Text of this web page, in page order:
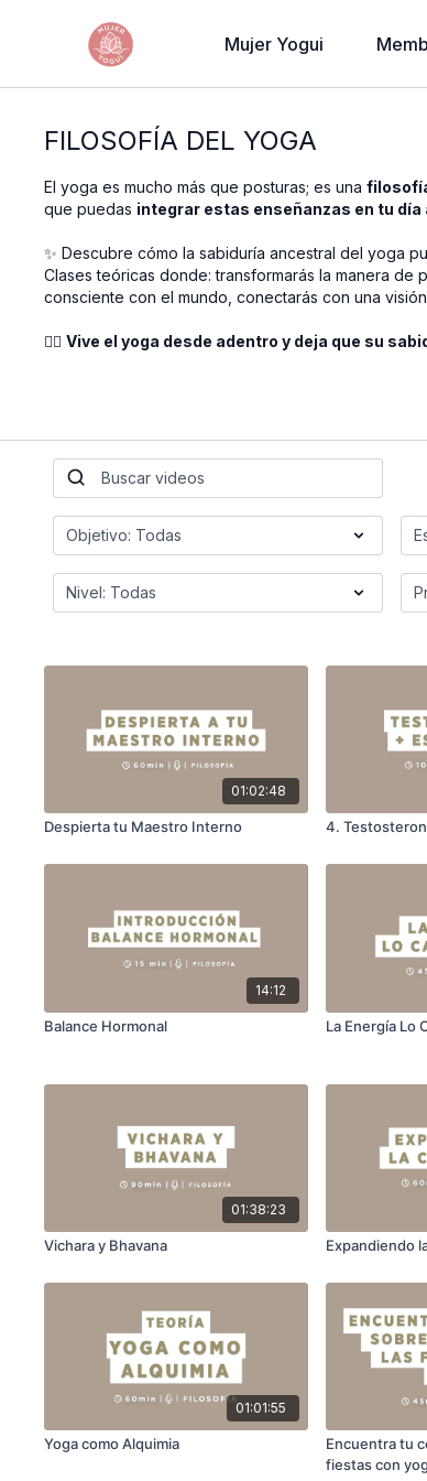
Mujer Yogui
FILOSOFÍA DEL YOGA
El yoga es mucho más que posturas; es una
que puedas integrar estas enseñanzas en tu día
✨ Descubre cómo la sabiduría ancestral del yoga
Clases teóricas donde: transformarás la manera de
consciente con el mundo, conectarás con una
🧘‍♀️Vive el yoga desde adentro y deja que su
01:02:48
Despierta tu Maestro Interno 4.
14:12
Balance Hormonal La Energía Lo
01:38:23
Vichara y Bhavana Expandiendo
01:01:55
Yoga como Alquimia
Encuentra tu
fiestas con